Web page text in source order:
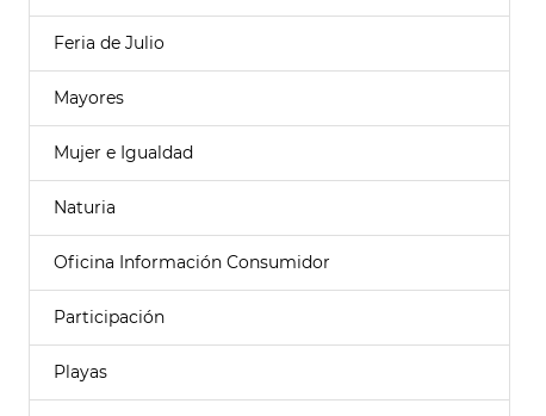
Feria de Julio
Mayores
Mujer e Igualdad
Naturia
Oficina Información Consumidor
Participación
Playas